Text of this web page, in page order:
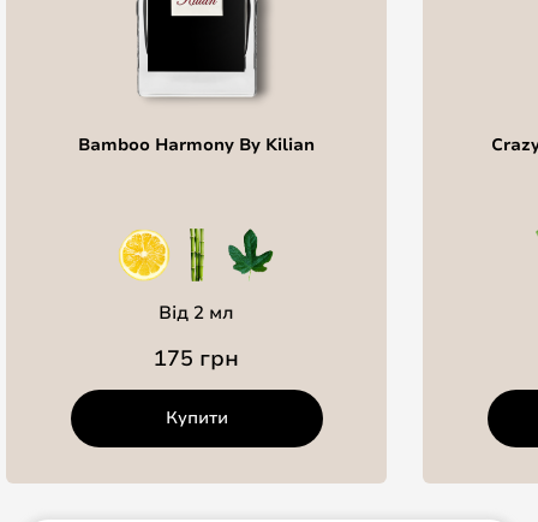
Bamboo Harmony By Kilian
Від 2 мл
175 грн
Купити